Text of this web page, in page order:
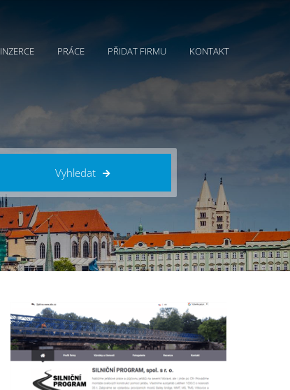
INZERCE PRÁCE PŘIDAT FIRMU KONTAKT
Vyhledat